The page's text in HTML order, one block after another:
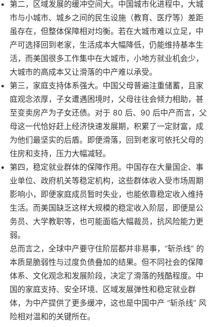
第二，区域发展的缓冲空间大。中国城市化进程中，大城
市与小城市、城乡之间的民生设施（教育、医疗等）差距
虽存在，但整体保障相对均衡。若在大城市难以立足，中
产可选择回到老家，生活成本大幅降低，仍能维持基本生
活，而美国很多工作集中在大城市，小地方就业机会少，
大城市的高成本又让滑落的中产难以承受。
第三，家庭支持体系强大。中国父母普遍注重储蓄，且家
庭观念浓厚，子女遭遇困境时，父母往往会倾力相助，甚
至变卖房产为子女还债。对于 80 后、90 后中产而言，父
母这一代恰好赶上经济快速发展期，积累了一定财富，成
为他们最坚实的后盾。即便滑落，回到老家可依托父母的
住房和支持，压力大幅减轻。
第四，稳定就业群体的保障作用。中国存在大量国企、事
业单位、政府机关等稳定机构，这些群体收入受市场周期
影响小，即便家庭成员暂时失业，也能依靠稳定收入维持
生活。而美国缺乏这样大规模的稳定收入阶层，即便是公
务员、大学教职等，也可能面临大幅裁员，抗风险能力更
弱。
总而言之，全球中产要守住阶层都并非易事，“斩杀线” 的
本质是脆弱性与过度负债叠加的结果。但不同社会的保障
体系、文化观念和发展阶段，决定了滑落的残酷程度。中
国的家庭支持、安全环境、区域发展弹性和稳定就业群
体，为中产提供了更多缓冲，这也是中国中产 “斩杀线” 风
险相对温和的关键所在。